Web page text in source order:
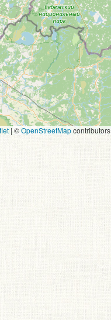
| ©OpenStreetMapcontributors